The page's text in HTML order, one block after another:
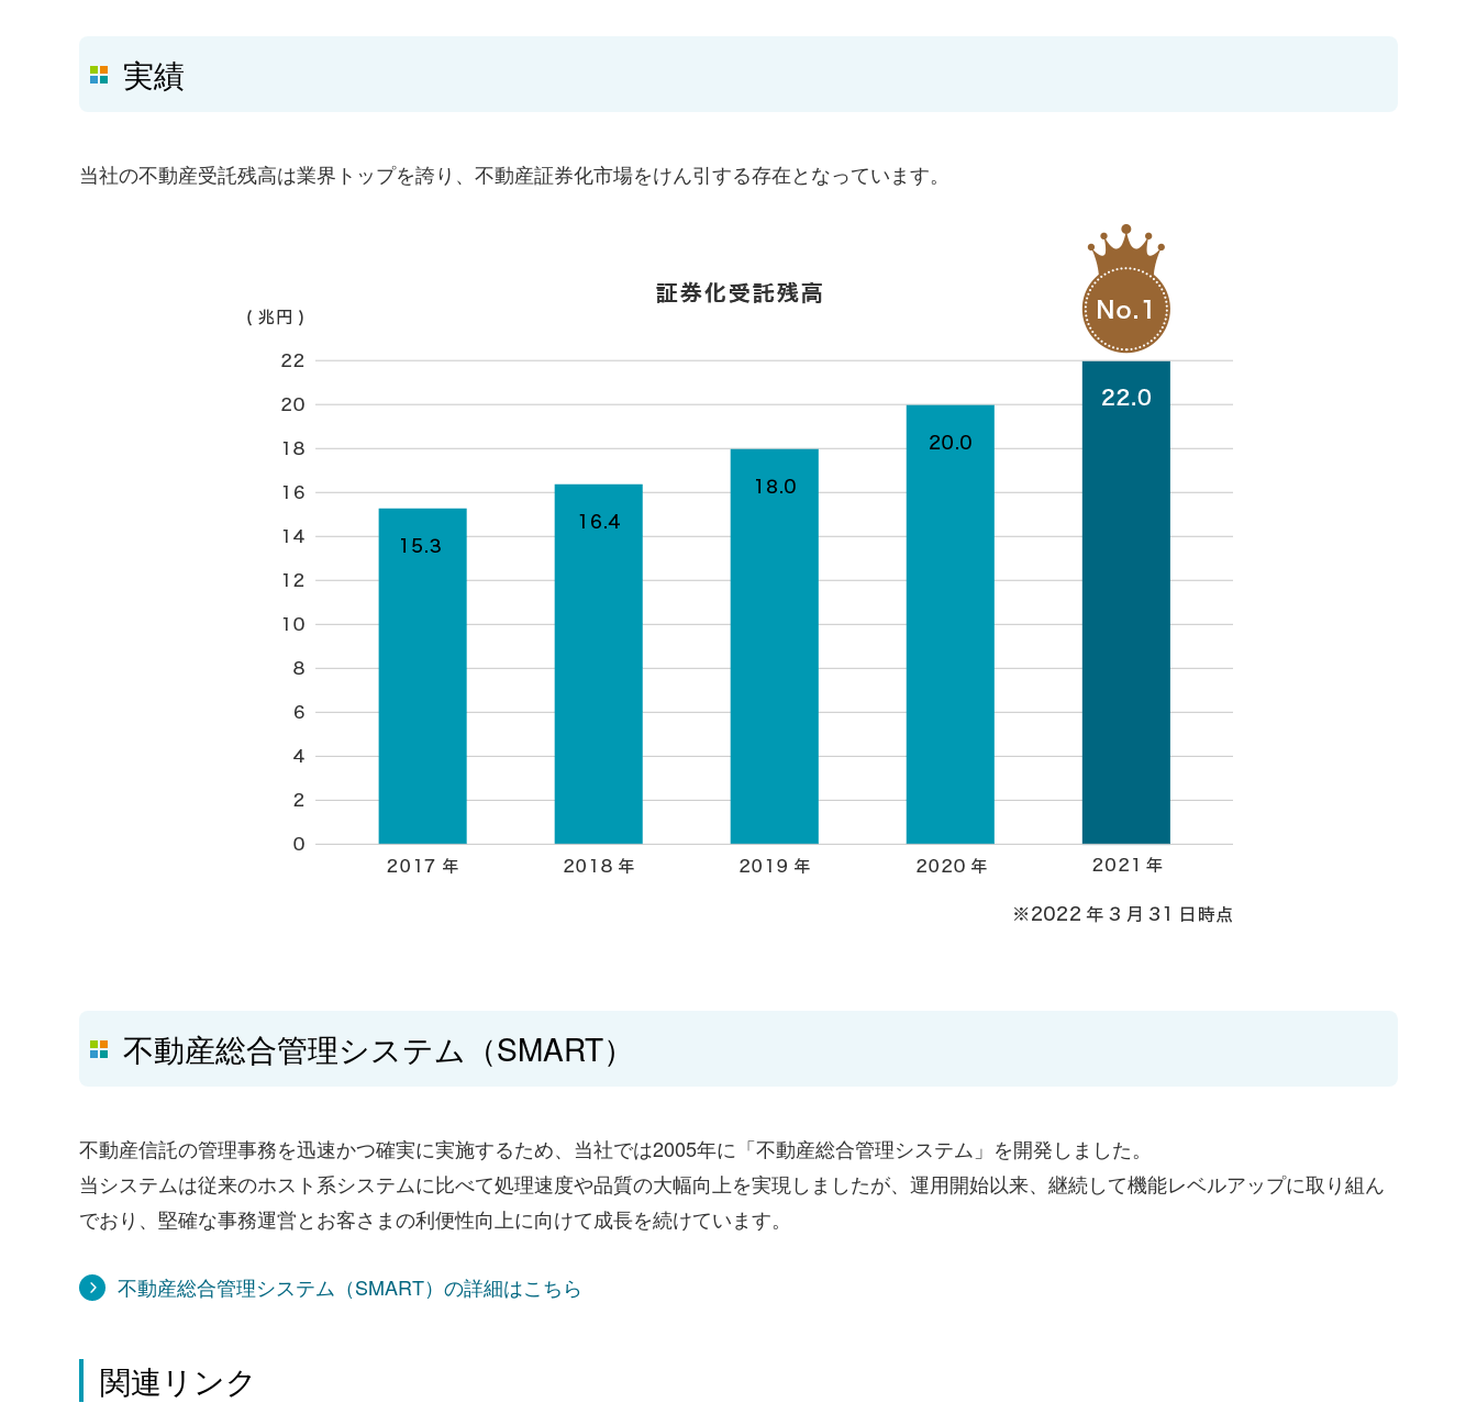
実績
当社の不動産受託残高は業界トップを誇り、不動産証券化市場をけん引する存在となっています。
不動産総合管理システム（SMART）
不動産信託の管理事務を迅速かつ確実に実施するため、当社では2005年に「不動産総合管理システム」を開発しました。
当システムは従来のホスト系システムに比べて処理速度や品質の大幅向上を実現しましたが、運用開始以来、継続して機能レベルアップに取り組ん
でおり、堅確な事務運営とお客さまの利便性向上に向けて成長を続けています。
不動産総合管理システム（SMART）の詳細はこちら
関連リンク